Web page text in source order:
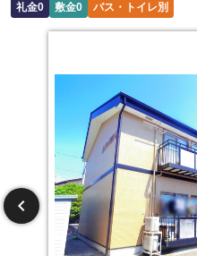
礼金0 敷金0 バス・トイレ別